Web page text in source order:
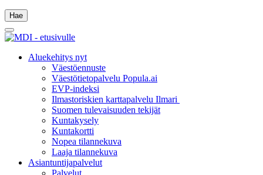
Hae
Hae
Main
Menu
Aluekehitys nyt
Väestöennuste
Väestötietopalvelu Popula.ai
EVP-indeksi
Ilmastoriskien karttapalvelu Ilmari
Suomen tulevaisuuden tekijät
Kuntakysely
Kuntakortti
Nopea tilannekuva
Laaja tilannekuva
Asiantuntijapalvelut
Palvelut